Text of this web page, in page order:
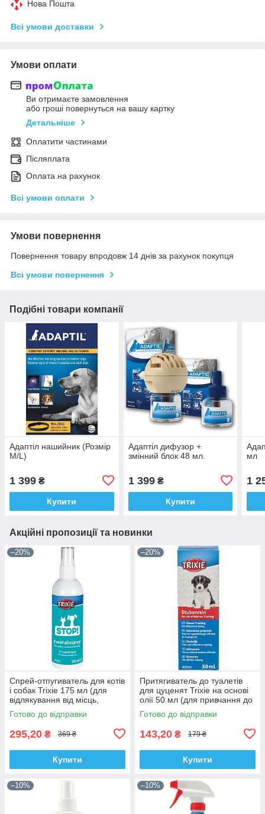
Нова Пошта
Всі умови доставки
Умови оплати
Ви отримаєте замовлення
або гроші повернуться на вашу картку
Детальніше
Оплатити частинами
Післяплата
Оплата на рахунок
Всі умови оплати
Умови повернення
Повернення товару впродовж 14 днів за рахунок покупця
Всі умови повернення
Подібні товари компанії
Адаптіл нашийник (Розмір
М/L)
1 399 ₴
Купити
Адаптіл дифузор +
змінний блок 48 мл.
1 399₴
Купити
мл
1
Акційні пропозиції та новинки
–20%
Спрей-отпугиватель для котів
і собак Trixie 175 мл (для
відлякування від місць,
об'єктів, зон)
Готово до відправки
295,20 ₴ 369 ₴
Купити
–20%
Притягиватель до туалетів
для цуценят Trixie на основі
олії 50 мл (для привчання до
туалету)
Готово до відправки
143,20 ₴ 179 ₴
Купити
–10% –10%